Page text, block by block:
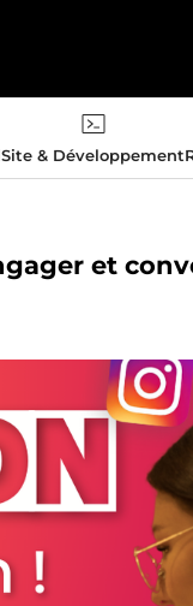
Site & Développement
et